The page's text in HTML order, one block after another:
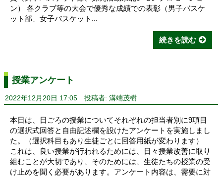
ン） 各クラブ等の大会で優秀な成績での表彰（男子バスケ
ット部、女子バスケット...
続きを読む
授業アンケート
2022年12月20日 17:05 投稿者: 溝端茂樹
本日は、日ごろの授業についてそれぞれの担当者別に9項目
の選択式回答と自由記述欄を設けたアンケートを実施しまし
た。（選択科目もあり生徒ごとに回答用紙が変わります）
これは、良い授業が行われるためには、日々授業改善に取り
組むことが大切であり、そのためには、生徒たちの授業の受
け止めを聞く必要があります。アンケート内容は、需要に対